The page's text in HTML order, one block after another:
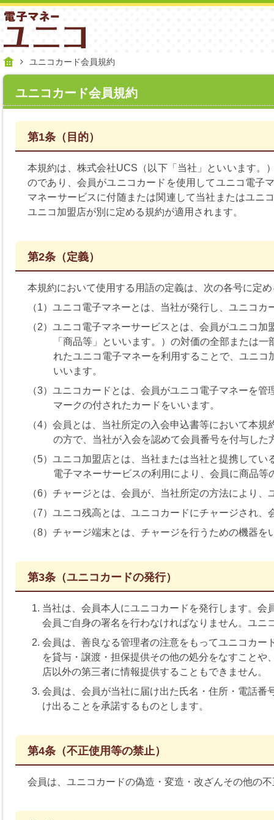
ユニコカード会員規約
ユニコカード会員規約
第1条（目的）
本規約は、株式会社UCS（以下「当社」といいます。
のであり、会員がユニコカードを使用してユニコ電子
マネーサービスに付随または関連して当社またはユニ
ユニコ加盟店が別に定める規約が適用されます。
第2条（定義）
本規約において使用する用語の定義は、次の各号に定
（1）ユニコ電子マネーとは、当社が発行し、ユニコ
（2）ユニコ電子マネーサービスとは、会員がユニコ
「商品等」といいます。）の対価の全部または
れたユニコ電子マネーを利用することで、ユニ
いいます。
（3）ユニコカードとは、会員がユニコ電子マネーを
マークの付されたカードをいいます。
（4）会員とは、当社所定の入会申込書等において本
の方で、当社が入会を認めて会員番号を付与した
（5）ユニコ加盟店とは、当社または当社と提携して
電子マネーサービスの利用により、会員に商品
（6）チャージとは、会員が、当社所定の方法により
（7）ユニコ残高とは、ユニコカードにチャージされ
（8）チャージ端末とは、チャージを行うための機器を
第3条（ユニコカードの発行）
当社は、会員本人にユニコカードを発行します。
会員ご自身の署名を行わなければなりません。ユニ
会員は、善良なる管理者の注意をもってユニコカ
を貸与・譲渡・担保提供その他の処分をなすこと
店以外の第三者に情報提供することもできません。
会員は、会員が当社に届け出た氏名・住所・電話
け出ることを承諾するものとします。
第4条（不正使用等の禁止）
会員は、ユニコカードの偽造・変造・改ざんその他の